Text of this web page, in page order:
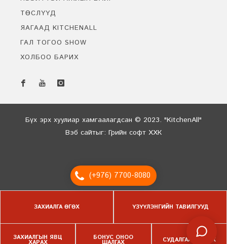
ТӨСЛҮҮД
ЯАГААД KITCHENALL
ГАЛ ТОГОО SHOW
ХОЛБОО БАРИХ
ЗАХИАЛГА ӨГӨХ ҮЗҮҮЛЭНГИЙН ТАВИЛГУУД
ЗАХИАЛГЫН ЯВЦ БОНУС ОНОО СУДАЛГАА БӨГЛӨХ
Бүх эрх хуулиар хамгаалагдсан © 2023. "KitchenAll"
Вэб сайтыг: Грийн софт ХХК
(+976) 7700-8080